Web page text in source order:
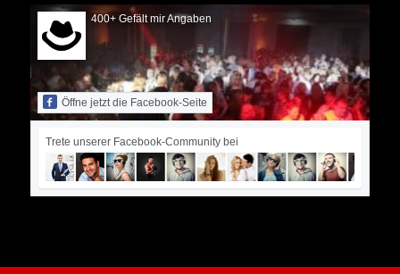
400+ Gefält mir Angaben
Öffne jetzt die Facebook-Seite
Trete unserer Facebook-Community bei